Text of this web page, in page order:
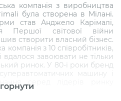
компанія з виробництва
була створена в Мілані.
став Анджело Карімалі,
Першої світової війни
створити власний бізнес.
з 10 співробітників,
завоювати не тільки
ринок. У 80-і роки бренд
машину і
серед лідерів ринку